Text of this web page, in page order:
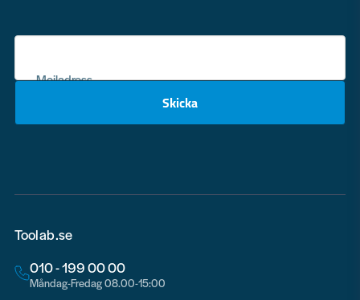
Mejladress
Skicka
Toolab.se
010 - 199 00 00
Måndag-Fredag 08.00-15:00